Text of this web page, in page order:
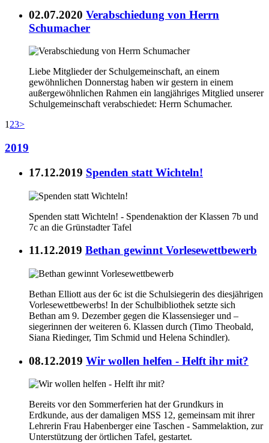
02.07.2020 Verabschiedung von Herrn
Schumacher
Liebe Mitglieder der Schulgemeinschaft, an einem
gewöhnlichen Donnerstag haben wir gestern in einem
außergewöhnlichen Rahmen ein langjähriges Mitglied unserer
Schulgemeinschaft verabschiedet: Herrn Schumacher.
1 23>
2019
17.12.2019 Spenden statt Wichteln!
Spenden statt Wichteln! - Spendenaktion der Klassen 7b und
7c an die Grünstadter Tafel
11.12.2019 Bethan gewinnt Vorlesewettbewerb
Bethan Elliott aus der 6c ist die Schulsiegerin des diesjährigen
Vorlesewettbewerbs! In der Schulbibliothek setzte sich
Bethan am 9. Dezember gegen die Klassensieger und –
siegerinnen der weiteren 6. Klassen durch (Timo Theobald,
Siana Riedinger, Tim Schmid und Helena Schindler).
08.12.2019 Wir wollen helfen - Helft ihr mit?
Bereits vor den Sommerferien hat der Grundkurs in
Erdkunde, aus der damaligen MSS 12, gemeinsam mit ihrer
Lehrerin Frau Habenberger eine Taschen - Sammelaktion, zur
Unterstützung der örtlichen Tafel, gestartet.